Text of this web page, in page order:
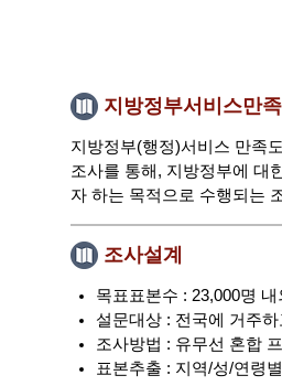
지방정부서비스만
지방정부(행정)서비스 만족
조사를 통해, 지방정부에 대
자 하는 목적으로 수행되는
조사설계
목표표본수 : 23,000명 내
설문대상 : 전국에 거주
조사방법 : 유무선 혼합
표본추출 : 지역/성/연령